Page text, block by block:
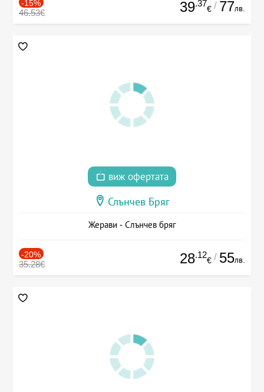
-15%
46.53€ 39.37
€ / 77лв.
виж офертата
Слънчев Бряг
Жерави - Слънчев бряг
-20%
35.28€ 28.12
€ / 55лв.